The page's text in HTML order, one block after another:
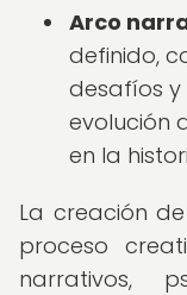
Arco
definido,
desafíos y
evolución
en la
La creación
proceso
narrativos,